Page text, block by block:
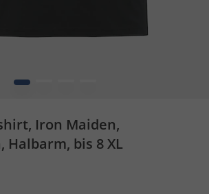
1
Iron Maiden,
Halbarm, bis 8 XL